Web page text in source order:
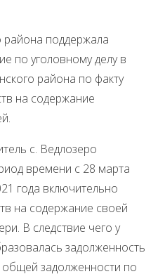
района поддержала
по уголовному делу в
района по факту
на содержание
с. Ведлозеро
времени с 28 марта
года включительно
на содержание своей
В следствие чего у
задолженность
задолженности по